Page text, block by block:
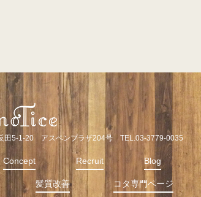
田5-1-20 アスペンプラザ204号 TEL.03-3779-0035
Concept Recruit Blog
髪質改善 コタ専門ページ